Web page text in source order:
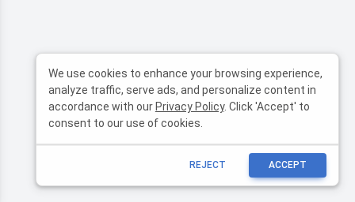
We use cookies to enhance your browsing experience,
analyze traffic, serve ads, and personalize content in
accordance with ourPrivacy Policy. Click 'Accept' to
consent to our use of cookies.
REJECT ACCEPT